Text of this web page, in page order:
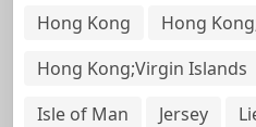
Hong Kong
Hong
Hong Kong;Virgin Islands
Isle of Man
Jersey